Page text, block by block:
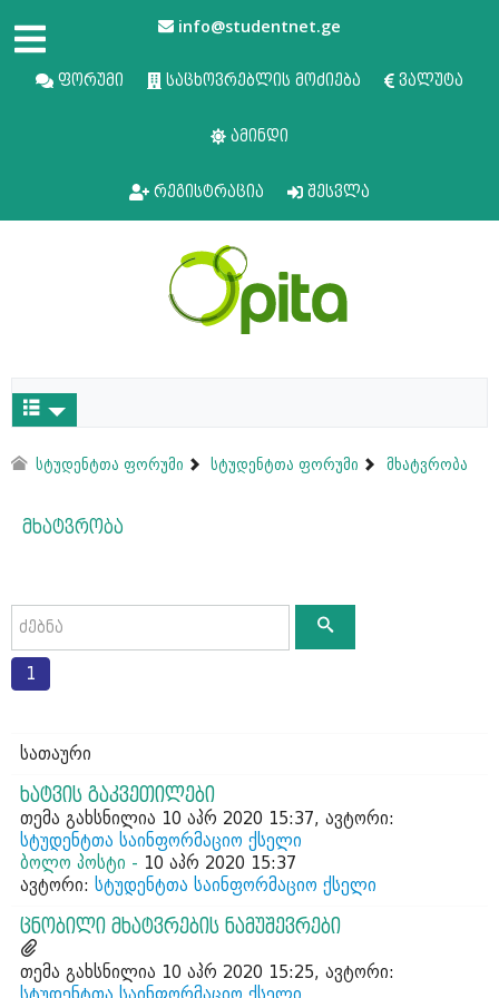
info@studentnet.ge
ფორუმი საცხოვრებლის მოძიება ვალუტა
ამინდი
რეგისტრაცია შესვლა
სტუდენტთა ფორუმი სტუდენტთა ფორუმი მხატვრობა
მხატვრობა
1
სათაური
ხატვის გაკვეთილები
თემა გახსნილია 10 აპრ 2020 15:37, ავტორი:
სტუდენტთა საინფორმაციო ქსელი
ბოლო პოსტი - 10 აპრ 2020 15:37
ავტორი: სტუდენტთა საინფორმაციო ქსელი
ცნობილი მხატვრების ნამუშევრები
თემა გახსნილია 10 აპრ 2020 15:25, ავტორი:
სტუდენტთა საინფორმაციო ქსელი